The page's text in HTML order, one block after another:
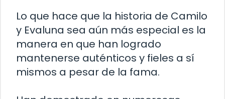
Lo que hace que la historia de Camilo
y Evaluna sea aún más especial es la
manera en que han logrado
mantenerse auténticos y fieles a sí
mismos a pesar de la fama.